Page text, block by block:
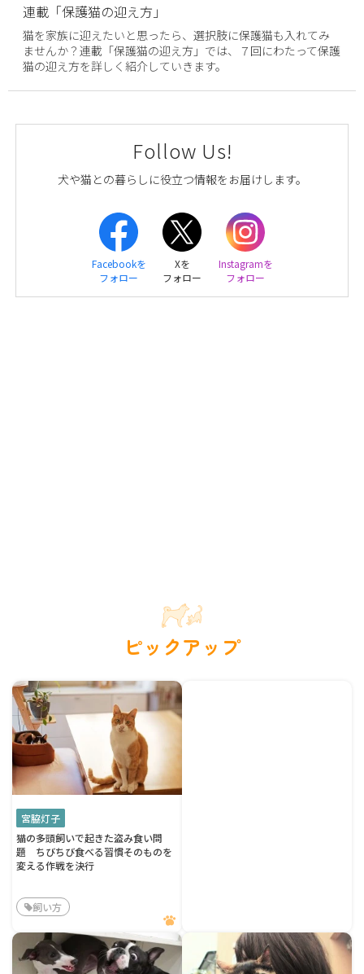
連載「保護猫の迎え方」
猫を家族に迎えたいと思ったら、選択肢に保護猫も入れてみ
ませんか？連載「保護猫の迎え方」では、７回にわたって保護
猫の迎え方を詳しく紹介していきます。
Follow Us!
犬や猫との暮らしに役立つ情報をお届けします。
Facebookを
フォロー
Xを
フォロー
Instagramを
フォロー
ピックアップ
宮脇灯子
猫の多頭飼いで起きた盗み食い問
題 ちびちび食べる習慣そのものを
変える作戦を決行
飼い方